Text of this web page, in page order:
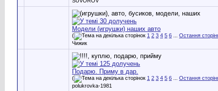
Модели (игрушки) наших авто
( 1 2 3 4 5 6
Остання
Чижик
Подарю. Приму в дар.
( 1 2 3 4 5 6
Остання
polukrovka-1981